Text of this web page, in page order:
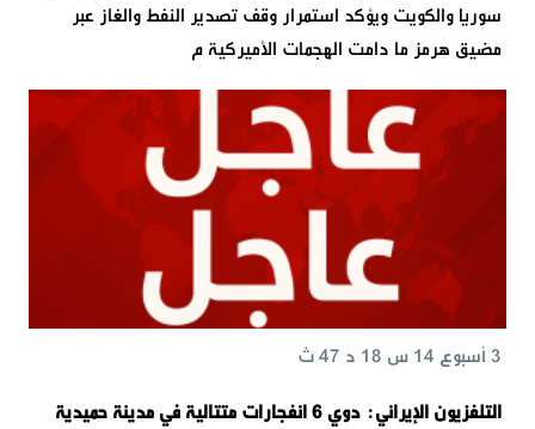
سوريا والكويت ويؤكد استمرار وقف تصدير النفط والغاز عبر
مضيق هرمز ما دامت الهجمات الأميركية م
التلفزيون الإيراني: دوي 6 انفجارات متتالية في مدينة حميدية
3 أسبوع 14 س 18 د 47 ث